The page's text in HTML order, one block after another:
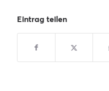
Eintrag teilen